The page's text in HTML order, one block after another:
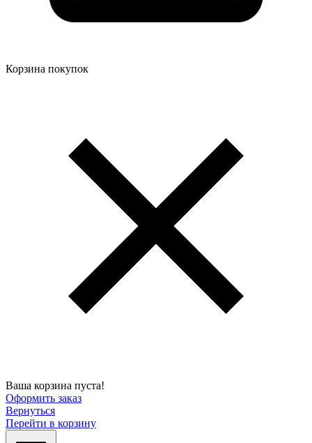
Корзина покупок
Ваша корзина пуста!
Оформить заказ
Вернуться
Перейти в корзину